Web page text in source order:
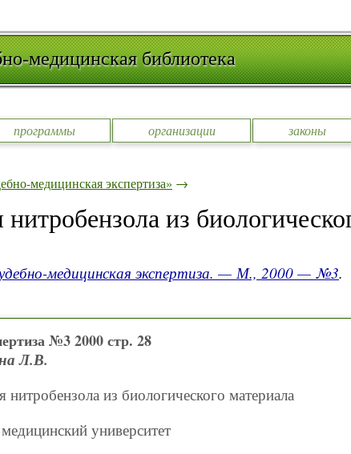
медицинская библиотека
программы организации законы
медицинская экспертиза» →
из
медицинская экспертиза. — М., 2000 — №3.
№3 2000 стр. 28
Л.В.
из биологического материала
университет